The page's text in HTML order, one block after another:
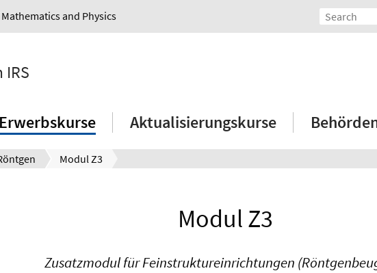
and Physics
Erwerbskurse Aktualisierungskurse
Modul Z3
Modul Z3
Zusatzmodul für Feinstruktureinrichtungen